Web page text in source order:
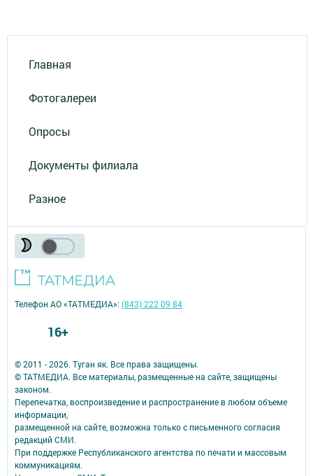
Главная
Фотогалереи
Опросы
Документы филиала
Разное
© 2011 - 2026. Туган як. Все права защищены.
© ТАТМЕДИА. Все материалы, размещенные на сайте, защищены
законом.
Перепечатка, воспроизведение и распространение в любом объеме
информации,
размещенной на сайте, возможна только с письменного согласия
редакций СМИ.
При поддержке Республиканского агентства по печати и массовым
коммуникациям.
Телефон АО «ТАТМЕДИА»:(843) 222 09 84
16+